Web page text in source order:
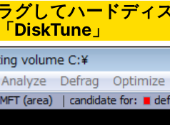
グしてハードディ
DiskTune」